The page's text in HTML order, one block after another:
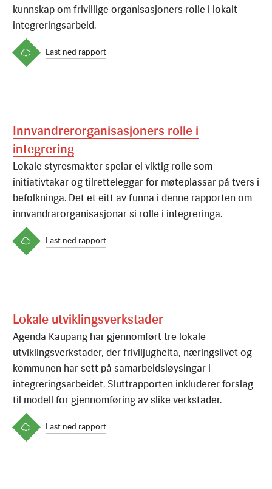
kunnskap om frivi ige organisasjoners ro e i oka t
integreringsarbeid.
Last ned rapport
Innvandrerorganisasjoners rolle i
integrering
Loka e styresmakter spe ar ei viktig ro e som
initiativtakar og ti rette eggar for møtep assar på tvers i
befo kninga. Det et eitt av funna i denne rapporten om
innvandrarorganisasjonar si ro e i integreringa.
Last ned rapport
Lokale utviklingsverkstader
Agenda Kaupang har gjennomført tre oka e
utvik ingsverkstader, der frivi jugheita, nærings ivet og
kommunen har sett på samarbeids øysingar i
integreringsarbeidet. S uttrapporten ink uderer fors ag
ti mode for gjennomføring av s ike verkstader.
Last ned rapport